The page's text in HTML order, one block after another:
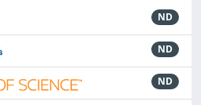
ND
ND
ND